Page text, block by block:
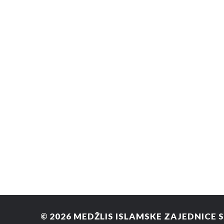
© 2026 MEDŽLIS ISLAMSKE ZAJEDNICE